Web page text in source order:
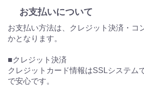
お支払いについて
お支払い方法は、クレジット決済・コ
かとなります。
■クレジット決済
クレジットカード情報はSSLシステム
で安心です。